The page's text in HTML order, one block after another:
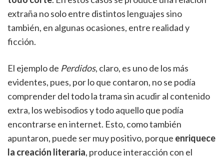
extraña no solo entre distintos lenguajes sino
también, en algunas ocasiones, entre realidad y
ficción.
El ejemplo de Perdidos, claro, es uno de los más
evidentes, pues, por lo que contaron, no se podía
comprender del todo la trama sin acudir al contenido
extra, los webisodios y todo aquello que podía
encontrarse en internet. Esto, como también
apuntaron, puede ser muy positivo, porque enriquece
la creación literaria, produce interacción con el